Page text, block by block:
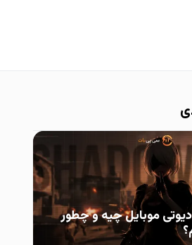
موبایل چیه و چطور